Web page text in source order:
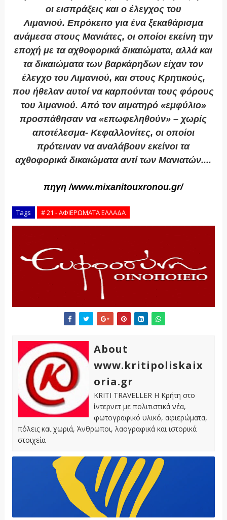
οι εισπράξεις και ο έλεγχος του
Λιμανιού. Επρόκειτο για ένα ξεκαθάρισμα
ανάμεσα στους Μανιάτες, οι οποίοι εκείνη την
εποχή με τα αχθοφορικά δικαιώματα, αλλά και
τα δικαιώματα των βαρκάρηδων είχαν τον
έλεγχο του Λιμανιού, και στους Κρητικούς,
που ήθελαν αυτοί να καρπούνται τους φόρους
του λιμανιού. Από τον αιματηρό «εμφύλιο»
προσπάθησαν να «επωφεληθούν» – χωρίς
αποτέλεσμα- Κεφαλλονίτες, οι οποίοι
πρότειναν να αναλάβουν εκείνοι τα
αχθοφορικά δικαιώματα αντί των Μανιατών....
πηγη /www.mixanitouxronou.gr/
Tags # 21 - ΑΦΙΕΡΩΜΑΤΑ ΕΛΛΑΔΑ
About
www.kritipoliskaix
oria.gr
KRITI TRAVELLER Η Κρήτη στο
ίντερνετ με πολιτιστικά νέα,
φωτογραφικό υλικό, αφιερώματα,
πόλεις και χωριά, Άνθρωποι, λαογραφικά και ιστορικά
στοιχεία